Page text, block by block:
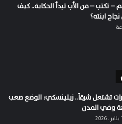
– تكتب – من الأب تبدأ الحكاية.. كيف
ابنته؟
تشتعل شرقاً.. زيلينسكي: الوضع صعب
وفي المدن